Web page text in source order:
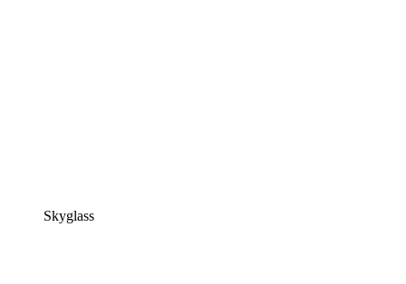
Skyglass